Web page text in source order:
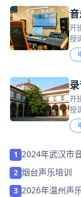
开
授
开
授
1 2024年武汉市
2 烟台声乐培训
3 2026年温州声